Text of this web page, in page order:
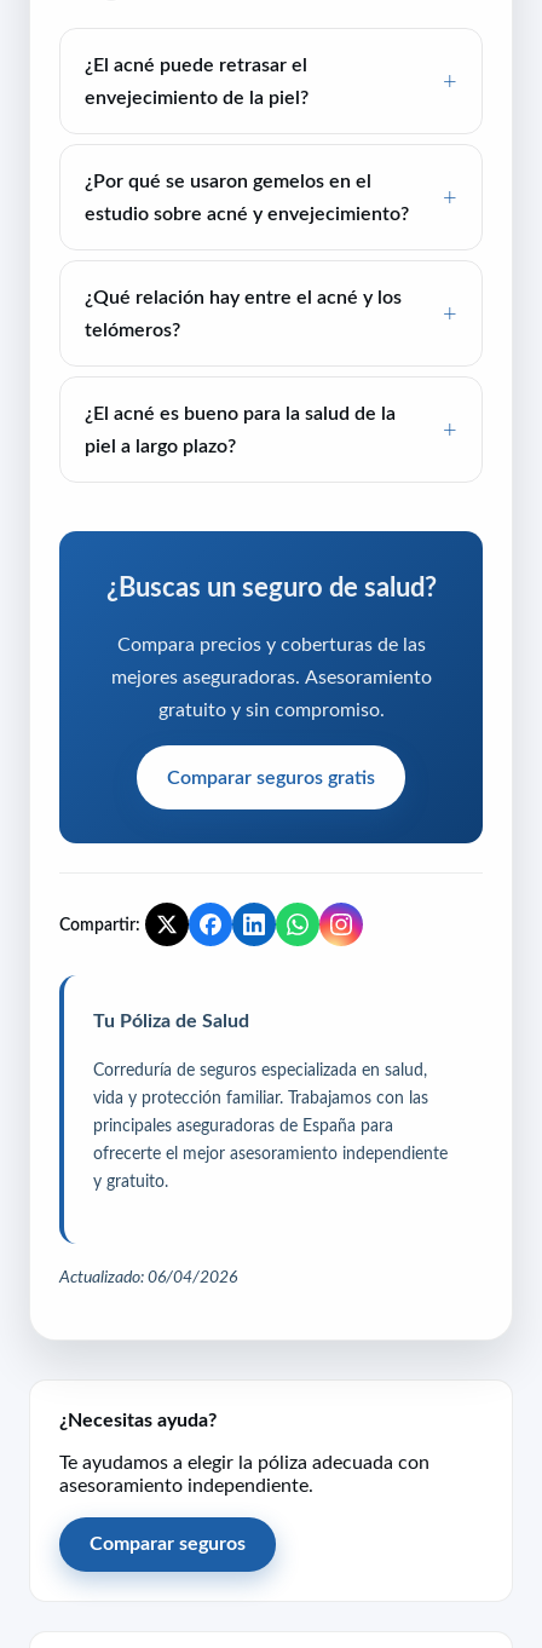
¿El acné puede retrasar el
envejecimiento de la piel?
¿Por qué se usaron gemelos en el
estudio sobre acné y envejecimiento?
¿Qué relación hay entre el acné y los
telómeros?
¿El acné es bueno para la salud de la
piel a largo plazo?
¿Buscas un seguro de salud?
Compara precios y coberturas de las
mejores aseguradoras. Asesoramiento
gratuito y sin compromiso.
Comparar seguros gratis
Compartir:
Tu Póliza de Salud
Correduría de seguros especializada en salud,
vida y protección familiar. Trabajamos con las
principales aseguradoras de España para
ofrecerte el mejor asesoramiento independiente
y gratuito.
Actualizado: 06/04/2026
¿Necesitas ayuda?
Te ayudamos a elegir la póliza adecuada con
asesoramiento independiente.
Comparar seguros